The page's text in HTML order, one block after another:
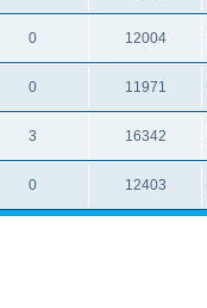
0 12004
0 11971
3 16342
0 12403